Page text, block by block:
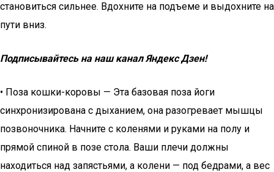
становиться сильнее. Вдохните на подъеме и выдохните на
пути вниз.
Подписывайтесь на наш канал Яндекс Дзен!
• Поза кошки-коровы — Эта базовая поза йоги
синхронизирована с дыханием, она разогревает мышцы
позвоночника. Начните с коленями и руками на полу и
прямой спиной в позе стола. Ваши плечи должны
находиться над запястьями, а колени — под бедрами, а вес